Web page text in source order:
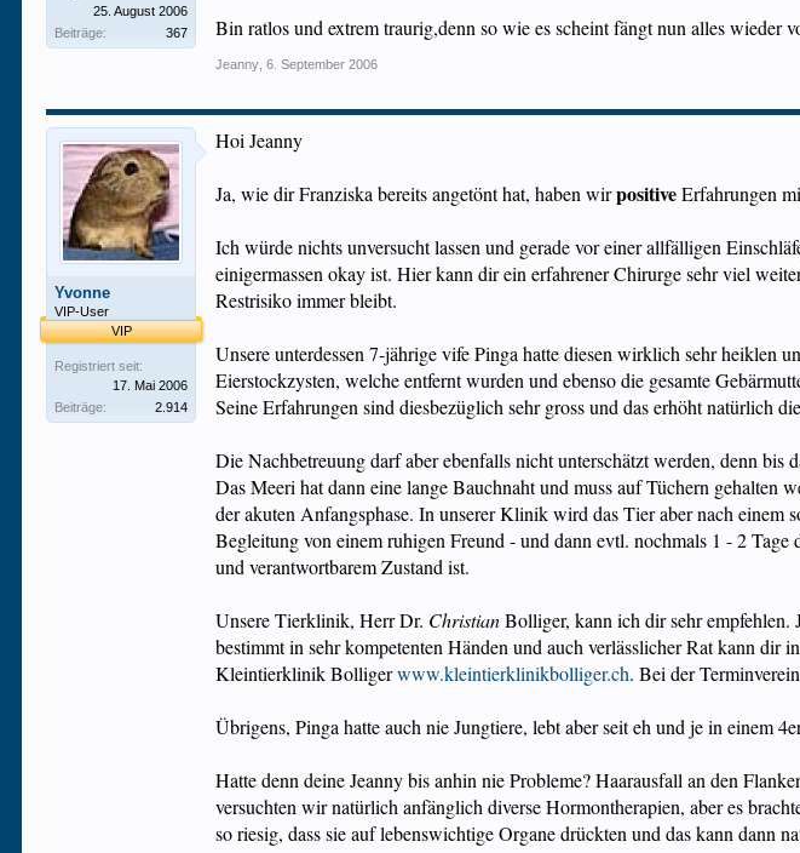
25. August 2006
Beiträge:
367 Bin ratlos und extrem traurig,denn so wie es scheint fängt nun alles wieder
Jeanny 6. September 2006
Yvonne
VIP-User
VIP
Registriert seit:
17. Mai 2006
Beiträge:
2.914
Hoi Jeanny
Ja, wie dir Franziska bereits angetönt hat, haben wirpositiveErfahrungen
Ich würde nichts unversucht lassen und gerade vor einer allfälligen
einigermassen okay ist. Hier kann dir ein erfahrener Chirurge sehr viel
Restrisiko immer bleibt.
Unsere unterdessen 7-jährige vife Pinga hatte diesen wirklich sehr heiklen
Eierstockzysten, welche entfernt wurden und ebenso die gesamte
Seine Erfahrungen sind diesbezüglich sehr gross und das erhöht natürlich
Die Nachbetreuung darf aber ebenfalls nicht unterschätzt werden, denn
Das Meeri hat dann eine lange Bauchnaht und muss auf Tüchern
der akuten Anfangsphase. In unserer Klinik wird das Tier aber nach
Begleitung von einem ruhigen Freund - und dann evtl. nochmals 1 - 2
und verantwortbarem Zustand ist.
Unsere Tierklinik, Herr Dr. ChristianBolliger, kann ich dir sehr
bestimmt in sehr kompetenten Händen und auch verlässlicher Rat kann
Kleintierklinik Bolligerwww.kleintierklinikbolliger.ch. Bei der
Übrigens, Pinga hatte auch nie Jungtiere, lebt aber seit eh und je in einem
Hatte denn deine Jeanny bis anhin nie Probleme? Haarausfall an den
versuchten wir natürlich anfänglich diverse Hormontherapien, aber es
so riesig, dass sie auf lebenswichtige Organe drückten und das kann dann